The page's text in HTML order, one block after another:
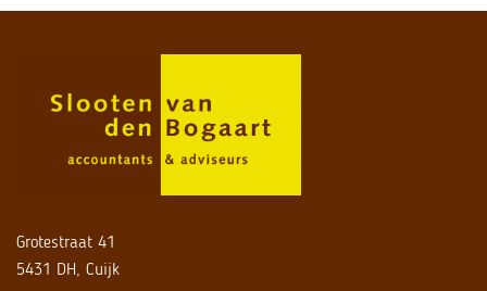
Grotestraat 41
5431 DH, Cuijk